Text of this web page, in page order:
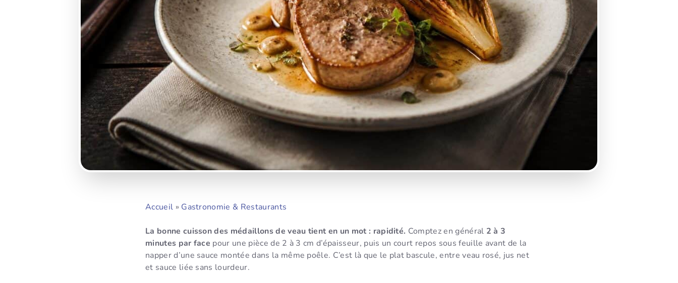
Accueil » Gastronomie & Restaurants
La bonne cuisson des médaillons de veau tient en un mot : rapidité. Comptez en général 2 à 3
minutes par face pour une pièce de 2 à 3 cm d’épaisseur, puis un court repos sous feuille avant de la
napper d’une sauce montée dans la même poêle. C’est là que le plat bascule, entre veau rosé, jus net
et sauce liée sans lourdeur.